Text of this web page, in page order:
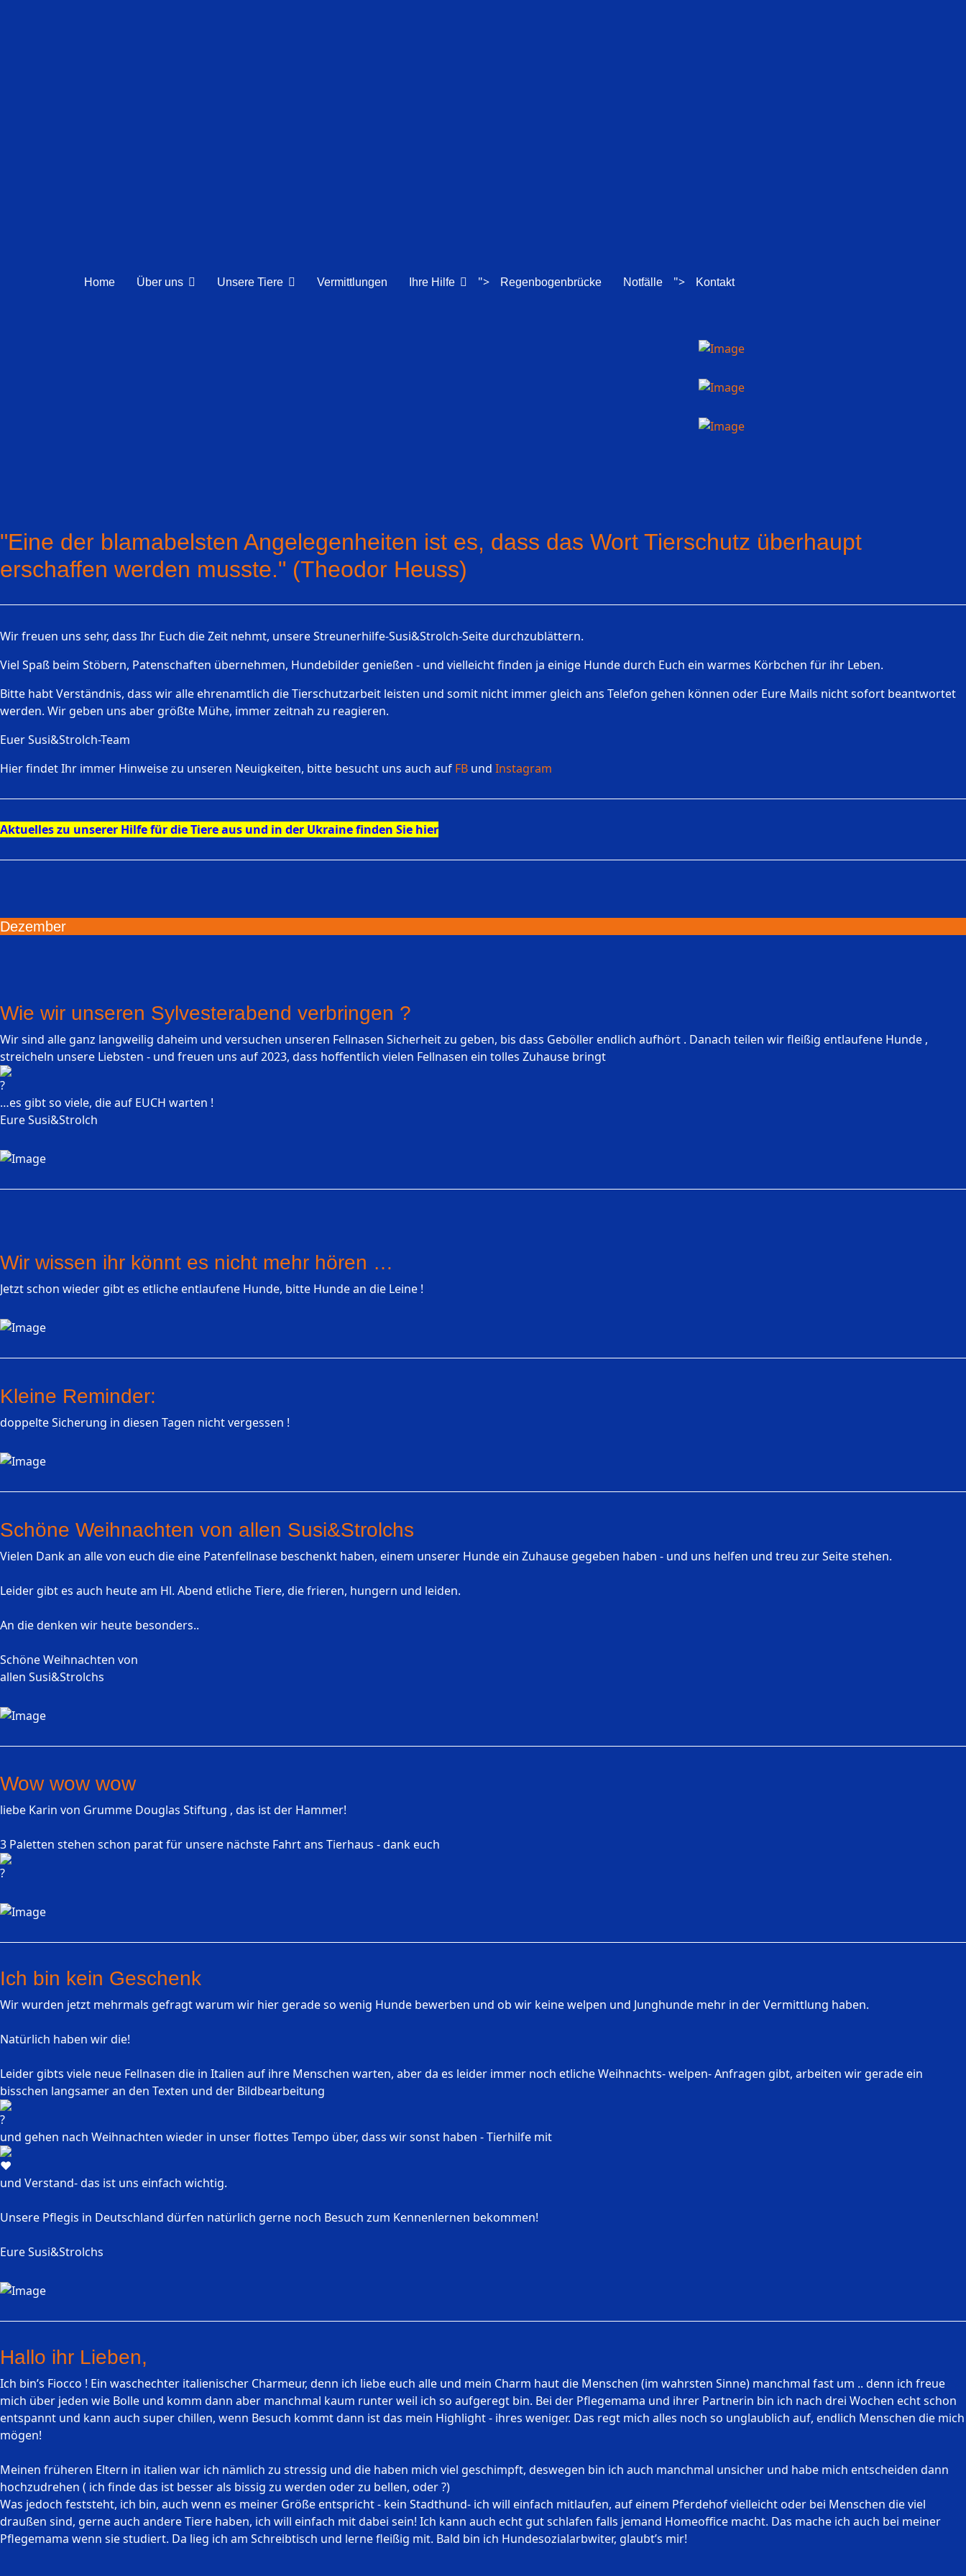
Home Über uns Unsere Tiere Vermittlungen Ihre Hilfe "> Regenbogenbrücke Notfälle "> Kontakt
"Eine der blamabelsten Angelegenheiten ist es, dass das Wort Tierschutz überhaupt
erschaffen werden musste." (Theodor Heuss)
Wir freuen uns sehr, dass Ihr Euch die Zeit nehmt, unsere Streunerhilfe-Susi&Strolch-Seite durchzublättern.
Viel Spaß beim Stöbern, Patenschaften übernehmen, Hundebilder genießen - und vielleicht finden ja einige Hunde durch Euch ein warmes Körbchen für ihr Leben.
Bitte habt Verständnis, dass wir alle ehrenamtlich die Tierschutzarbeit leisten und somit nicht immer gleich ans Telefon gehen können oder Eure Mails nicht sofort beantwortet
werden. Wir geben uns aber größte Mühe, immer zeitnah zu reagieren.
Euer Susi&Strolch-Team
Hier findet Ihr immer Hinweise zu unseren Neuigkeiten, bitte besucht uns auch auf FB und Instagram
Aktuelles zu unserer Hilfe für die Tiere aus und in der Ukraine finden Sie hier
Dezember
Wie wir unseren Sylvesterabend verbringen ?
Wir sind alle ganz langweilig daheim und versuchen unseren Fellnasen Sicherheit zu geben, bis dass Geböller endlich aufhört . Danach teilen wir fleißig entlaufene Hunde ,
streicheln unsere Liebsten - und freuen uns auf 2023, dass hoffentlich vielen Fellnasen ein tolles Zuhause bringt
…es gibt so viele, die auf EUCH warten !
Eure Susi&Strolch
Wir wissen ihr könnt es nicht mehr hören …
Jetzt schon wieder gibt es etliche entlaufene Hunde, bitte Hunde an die Leine !
Kleine Reminder:
doppelte Sicherung in diesen Tagen nicht vergessen !
Schöne Weihnachten von allen Susi&Strolchs
Vielen Dank an alle von euch die eine Patenfellnase beschenkt haben, einem unserer Hunde ein Zuhause gegeben haben - und uns helfen und treu zur Seite stehen.
Leider gibt es auch heute am Hl. Abend etliche Tiere, die frieren, hungern und leiden.
An die denken wir heute besonders..
Schöne Weihnachten von
allen Susi&Strolchs
Wow wow wow
liebe Karin von Grumme Douglas Stiftung , das ist der Hammer!
3 Paletten stehen schon parat für unsere nächste Fahrt ans Tierhaus - dank euch
Ich bin kein Geschenk
Wir wurden jetzt mehrmals gefragt warum wir hier gerade so wenig Hunde bewerben und ob wir keine welpen und Junghunde mehr in der Vermittlung haben.
Natürlich haben wir die!
Leider gibts viele neue Fellnasen die in Italien auf ihre Menschen warten, aber da es leider immer noch etliche Weihnachts- welpen- Anfragen gibt, arbeiten wir gerade ein
bisschen langsamer an den Texten und der Bildbearbeitung
und gehen nach Weihnachten wieder in unser flottes Tempo über, dass wir sonst haben - Tierhilfe mit
und Verstand- das ist uns einfach wichtig.
Unsere Pflegis in Deutschland dürfen natürlich gerne noch Besuch zum Kennenlernen bekommen!
Eure Susi&Strolchs
Hallo ihr Lieben,
Ich bin’s Fiocco ! Ein waschechter italienischer Charmeur, denn ich liebe euch alle und mein Charm haut die Menschen (im wahrsten Sinne) manchmal fast um .. denn ich freue
mich über jeden wie Bolle und komm dann aber manchmal kaum runter weil ich so aufgeregt bin. Bei der Pflegemama und ihrer Partnerin bin ich nach drei Wochen echt schon
entspannt und kann auch super chillen, wenn Besuch kommt dann ist das mein Highlight - ihres weniger. Das regt mich alles noch so unglaublich auf, endlich Menschen die mich
mögen!
Meinen früheren Eltern in italien war ich nämlich zu stressig und die haben mich viel geschimpft, deswegen bin ich auch manchmal unsicher und habe mich entscheiden dann
hochzudrehen ( ich finde das ist besser als bissig zu werden oder zu bellen, oder ?)
Was jedoch feststeht, ich bin, auch wenn es meiner Größe entspricht - kein Stadthund- ich will einfach mitlaufen, auf einem Pferdehof vielleicht oder bei Menschen die viel
draußen sind, gerne auch andere Tiere haben, ich will einfach mit dabei sein! Ich kann auch echt gut schlafen falls jemand Homeoffice macht. Das mache ich auch bei meiner
Pflegemama wenn sie studiert. Da lieg ich am Schreibtisch und lerne fleißig mit. Bald bin ich Hundesozialarbwiter, glaubt’s mir!